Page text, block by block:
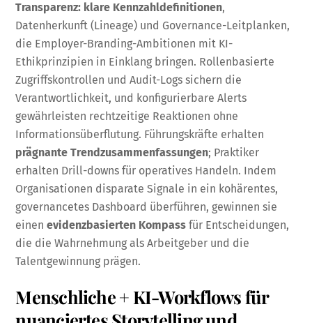
Transparenz: klare Kennzahldefinitionen,
Datenherkunft (Lineage) und Governance-Leitplanken,
die Employer-Branding-Ambitionen mit KI-
Ethikprinzipien in Einklang bringen. Rollenbasierte
Zugriffskontrollen und Audit-Logs sichern die
Verantwortlichkeit, und konfigurierbare Alerts
gewährleisten rechtzeitige Reaktionen ohne
Informationsüberflutung. Führungskräfte erhalten
prägnante Trendzusammenfassungen; Praktiker
erhalten Drill-downs für operatives Handeln. Indem
Organisationen disparate Signale in ein kohärentes,
governancetes Dashboard überführen, gewinnen sie
einenevidenzbasierten Kompass für Entscheidungen,
die die Wahrnehmung als Arbeitgeber und die
Talentgewinnung prägen.
Menschliche + KI-Workflows für